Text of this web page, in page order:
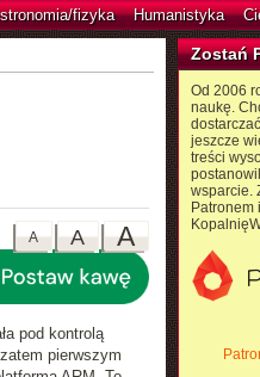
fizyka Humanistyka
A
A
A
pod kontrolą
pierwszym
Zostań
Od 2006
naukę.
jeszcze
treści
wsparcie.
Patronem